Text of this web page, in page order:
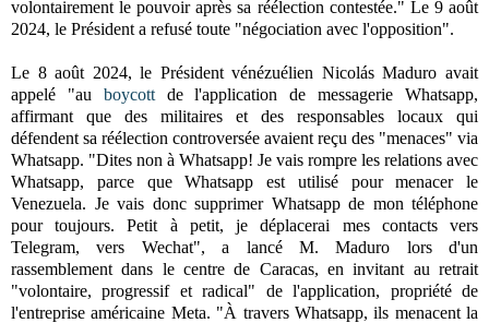
volontairement le pouvoir après sa réélection contestée." Le 9 août
2024, le Président a refusé toute "négociation avec l'opposition".
Le 8 août 2024, le Président vénézuélien Nicolás Maduro avait
appelé "au boycottde l'application de messagerie Whatsapp,
affirmant que des militaires et des responsables locaux qui
défendent sa réélection controversée avaient reçu des "menaces" via
Whatsapp. "Dites non à Whatsapp! Je vais rompre les relations avec
Whatsapp, parce que Whatsapp est utilisé pour menacer le
Venezuela. Je vais donc supprimer Whatsapp de mon téléphone
pour toujours. Petit à petit, je déplacerai mes contacts vers
Telegram, vers Wechat", a lancé M. Maduro lors d'un
rassemblement dans le centre de Caracas, en invitant au retrait
"volontaire, progressif et radical" de l'application, propriété de
l'entreprise américaine Meta. "À travers Whatsapp, ils menacent la